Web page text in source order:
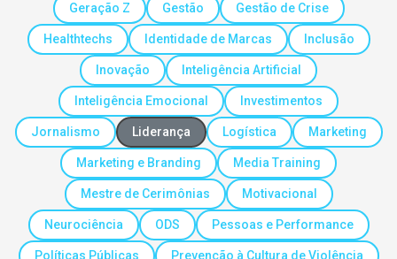
Geração Z Gestão Gestão de Crise
Healthtechs Identidade de Marcas Inclusão
Inovação Inteligência Artificial
Inteligência Emocional Investimentos
Jornalismo Liderança Logística Marketing
Marketing e Branding Media Training
Mestre de Cerimônias Motivacional
Neurociência ODS Pessoas e Performance
Políticas Públicas Prevenção à Cultura de Violência